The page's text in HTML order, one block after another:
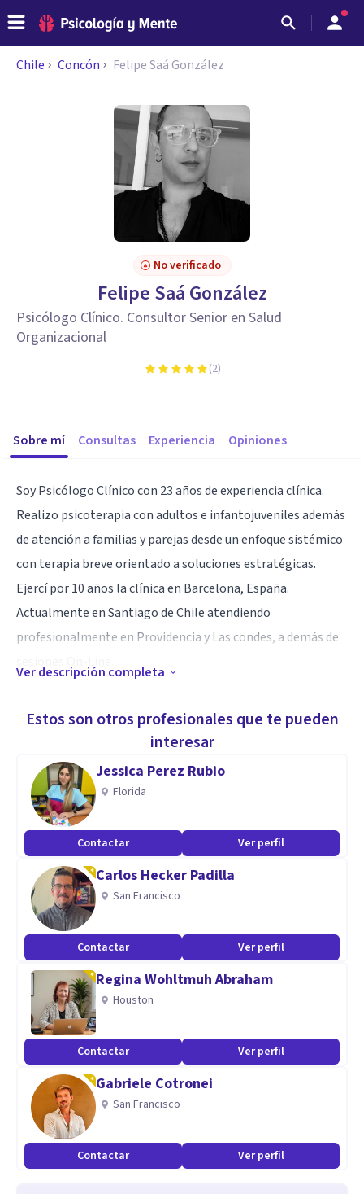
Chile Concón Felipe Saá González
No verificado
Felipe Saá González
Psicólogo Clínico. Consultor Senior en Salud
Organizacional
(2)
Sobre mí Consultas Experiencia Opiniones
Soy Psicólogo Clínico con 23 años de experiencia clínica.
Realizo psicoterapia con adultos e infantojuveniles además
de atención a familias y parejas desde un enfoque sistémico
con terapia breve orientado a soluciones estratégicas.
Ejercí por 10 años la clínica en Barcelona, España.
Actualmente en Santiago de Chile atendiendo
profesionalmente en Providencia y Las condes, a demás de
SOLUCIONES ESTRATEGICAS.
Constructivista.
Ecléctico
Asertivo
Cercano
Orientado a soluciones
Aptitudes
Desarrollo psicoterapias desde un enfoque ecléctico,
centrado en terapia breve centrado en soluciones
estratégicas. Atiendo a pacientes adultos, parejas y
familias.
Ver descripción completa
Estos son otros profesionales que te pueden
interesar
Jessica Perez Rubio
Florida
Contactar Ver perfil
Carlos Hecker Padilla
San Francisco
Contactar Ver perfil
Regina Wohltmuh Abraham
Houston
Contactar Ver perfil
Gabriele Cotronei
San Francisco
Contactar Ver perfil